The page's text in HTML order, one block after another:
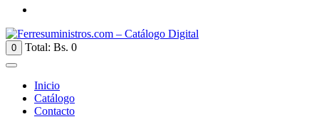
0 Total: Bs. 0
Inicio
Catálogo
Contacto